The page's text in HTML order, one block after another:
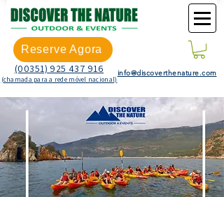
Reserve Agora
(00351) 925 437 916
(chamada para a rede móvel nacional)
info@discoverthenature.com